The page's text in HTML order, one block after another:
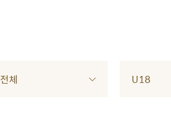
전체 U18